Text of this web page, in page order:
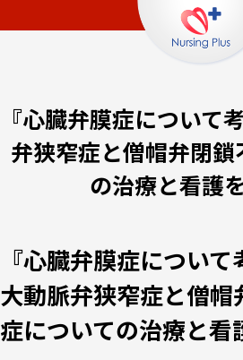
『心臓弁膜症について
弁狭窄症と僧帽弁閉
の治療と看護
『心臓弁膜症について
大動脈弁狭窄症と僧帽
症についての治療と看